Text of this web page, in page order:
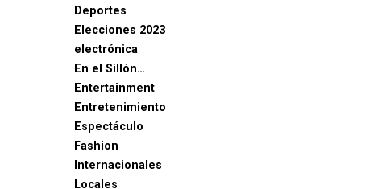
Deportes
Elecciones 2023
electrónica
En el Sillón…
Entertainment
Entretenimiento
Espectáculo
Fashion
Internacionales
Locales